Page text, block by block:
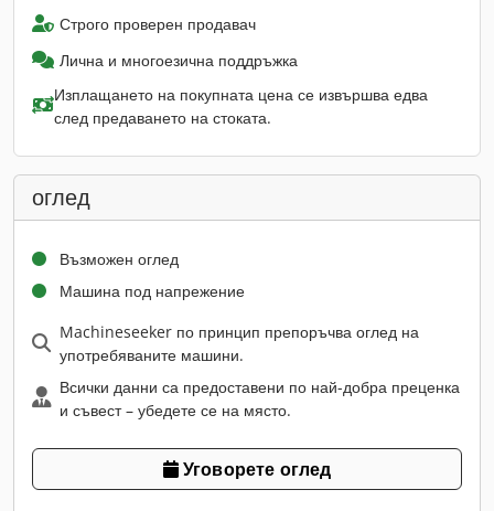
Строго проверен продавач
Лична и многоезична поддръжка
Изплащането на покупната цена се извършва едва
след предаването на стоката.
оглед
Възможен оглед
Машина под напрежение
Machineseeker по принцип препоръчва оглед на
употребяваните машини.
Всички данни са предоставени по най-добра преценка
и съвест – убедете се на място.
Уговорете оглед